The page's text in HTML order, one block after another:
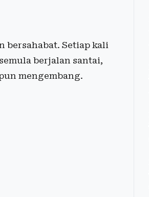
bersahabat. Setiap kali
berjalan santai,
mengembang.